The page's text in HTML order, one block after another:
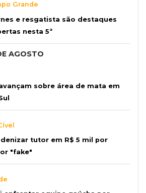
Grande
e resgatista são destaques
nesta 5ª
AGOSTO
sobre área de mata em
tutor em R$ 5 mil por
"fake"